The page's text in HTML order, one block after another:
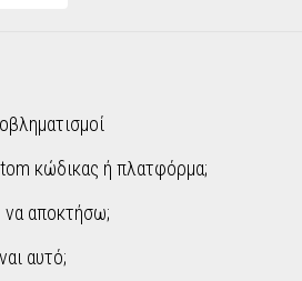
κώδικας ή πλατφόρμα;
να αποκτήσω;
αυτό;